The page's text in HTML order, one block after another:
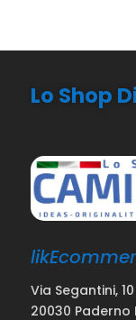
Lo Shop
Via Segantini, 10
20030